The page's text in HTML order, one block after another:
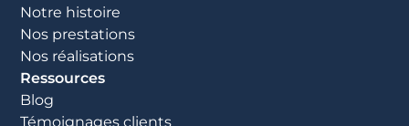
Notre histoire
Nos réalisations
Nos prestations
Ressources
Blog
Témoignages clients